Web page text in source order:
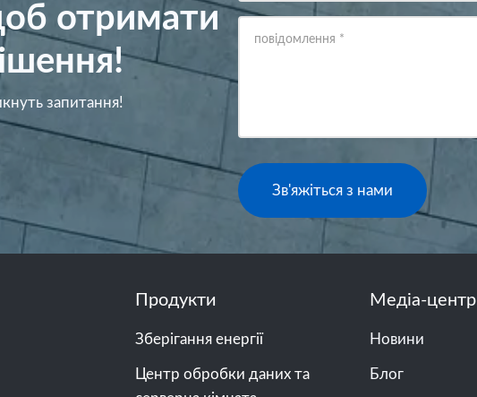
отримати
запитання!
повідомлення *
Зв'яжіться з нами
Продукти
Зберігання енергії
Центр обробки даних та
Медіа-центр
Новини
Блог